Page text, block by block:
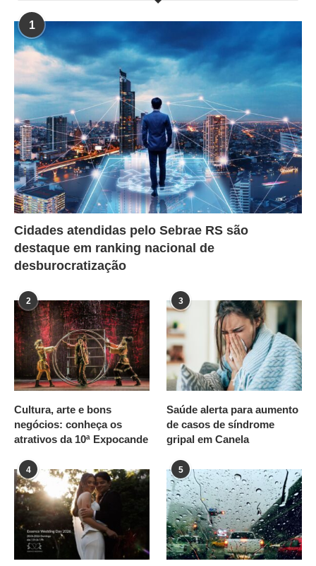
1
Cidades atendidas pelo Sebrae RS são
destaque em ranking nacional de
desburocratização
2
Cultura, arte e bons
negócios: conheça os
atrativos da 10ª Expocande
3
Saúde alerta para aumento
de casos de síndrome
gripal em Canela
4 5